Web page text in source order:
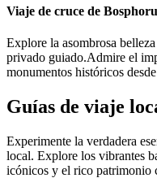
Viaje de cruce de
Explore la asombrosa
privado guiado.Admire el
monumentos históricos
Guías de viaje
Experimente la verdadera
local. Explore los vibrantes
icónicos y el rico patrimonio